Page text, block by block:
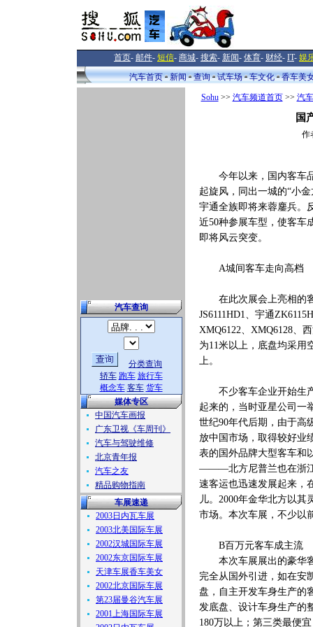
首页- 邮件- 短信- 商城- 搜索- 新闻- 体育- 财经- IT- 娱
汽车首页
新闻 查询 试车场 车文化 香车美
汽车查询
分类查询
轿车 跑车 旅行车
概念车 客车 货车
媒体专区
中国汽车画报
广东卫视《车周刊》
汽车与驾驶维修
北京青年报
汽车之友
精品购物指南
车展速递
2003日内瓦车展
2003北美国际车展
2002汉城国际车展
2002东京国际车展
天津车展香车美女
2002北京国际车展
第23届曼谷汽车展
2001上海国际车展
Sohu>> 汽车频道首页>> 汽
国
作
今年以来，国内客车品
起旋风，同出一城的“小
宇通全族即将来蓉鏖兵。
近50种参展车型，使客车
即将风云突变。
A城间客车走向高档
在此次展会上亮相的客
JS6111HD1、宇通
XMQ6122、XMQ6128、
为11米以上，底盘均采用
上。
不少客车企业开始生产
起来的，当时亚星公司一
世纪90年代后期，由于高
放中国市场，取得较好业
表的国外品牌大型客车和
———北方尼普兰也在浙江
速客运也迅速发展起来，
儿。2000年金华北方以
市场。本次车展，不少以
B百万元客车成主流
本次车展展出的豪华客
完全从国外引进，如在安
盘，自主开发车身生产的
发底盘、设计车身生产的
180万以上；第三类最便